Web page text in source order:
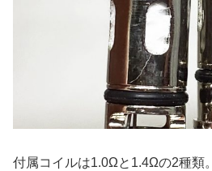
付属コイルは1.0Ωと1.4Ωの2種類。